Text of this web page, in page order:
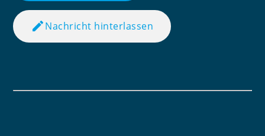
editNachricht hinterlassen